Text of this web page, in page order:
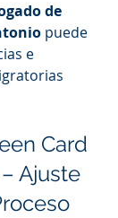
de
puede
e
Card
Ajuste